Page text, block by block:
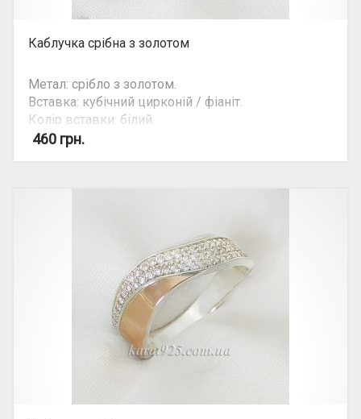
Каблучка срібна з золотом
Метал: срібло з золотом.
Вставка: кубічний цирконій / фіаніт.
Колір вставки: білий.
Можливість комплекту: так.
460 грн.